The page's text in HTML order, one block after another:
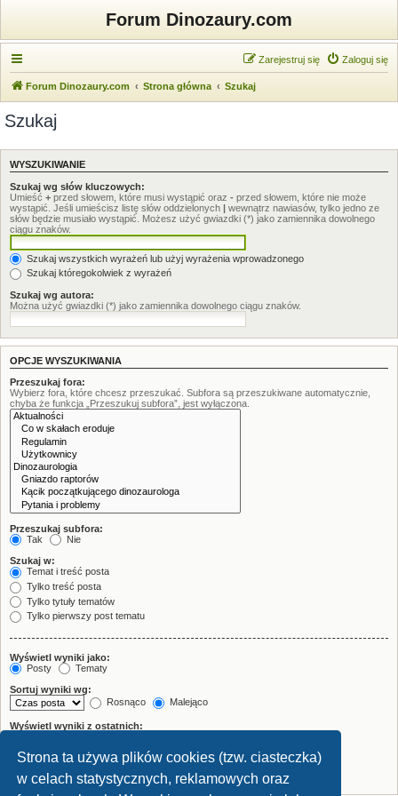
Strona ta używa plików cookies (tzw. ciasteczka)
w celach statystycznych, reklamowych oraz
Forum Dinozaury.com
Zaloguj się
Zarejestruj się
Forum Dinozaury.com Strona główna Szukaj
Szukaj
WYSZUKIWANIE
Szukaj wg słów kluczowych:
Umieść + przed słowem, które musi wystąpić oraz - przed słowem, które nie może
wystąpić. Jeśli umieścisz listę słów oddzielonych | wewnątrz nawiasów, tylko jedno ze
słów będzie musiało wystąpić. Możesz użyć gwiazdki (*) jako zamiennika dowolnego
ciągu znaków.
Szukaj wszystkich wyrażeń lub użyj wyrażenia wprowadzonego
Szukaj któregokolwiek z wyrażeń
Szukaj wg autora:
Można użyć gwiazdki (*) jako zamiennika dowolnego ciągu znaków.
OPCJE WYSZUKIWANIA
Przeszukaj fora:
Wybierz fora, które chcesz przeszukać. Subfora są przeszukiwane automatycznie,
chyba że funkcja „Przeszukuj subfora”, jest wyłączona.
Przeszukaj subfora:
Tak
Nie
Szukaj w:
Temat i treść posta
Tylko treść posta
Tylko tytuły tematów
Tylko pierwszy post tematu
Wyświetl wyniki jako:
Posty
Tematy
Sortuj wyniki wg:
Rosnąco
Malejąco
Wyświetl wyniki z ostatnich:
Wyświetl pierwsze:
znaków w poście